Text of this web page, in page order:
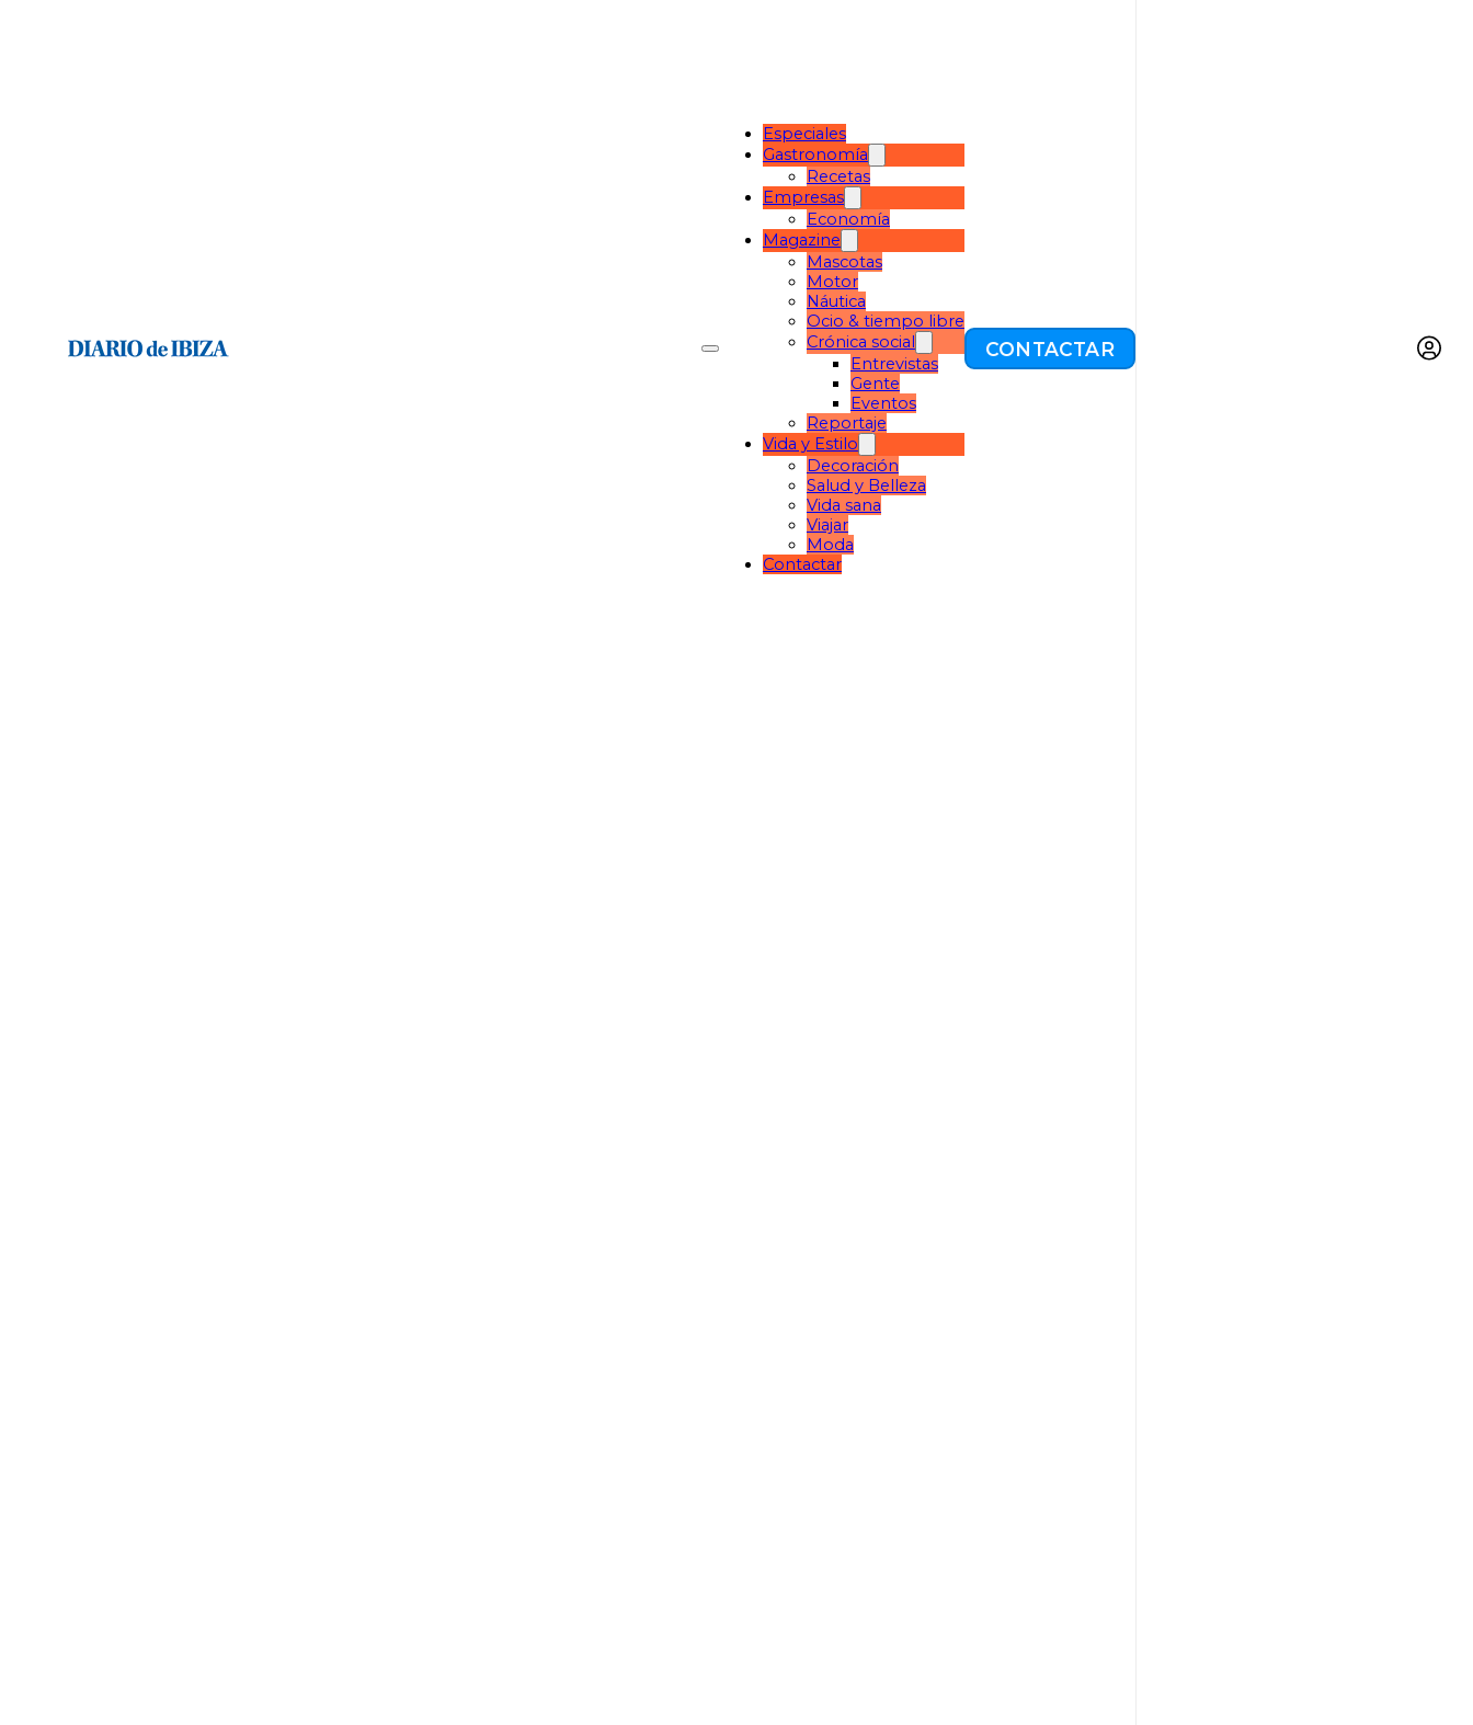
Especiales
Gastronomía
Recetas
Empresas
Economía
Magazine
Mascotas
Motor
Náutica
Ocio & tiempo libre
Crónica social
Entrevistas
Gente
Eventos
Reportaje
Vida y Estilo
Decoración
Salud y Belleza
Vida sana
Viajar
Moda
Contactar
CONTACTAR